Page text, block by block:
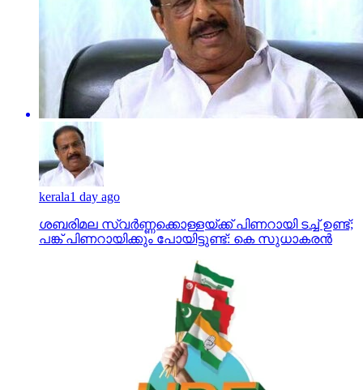
kerala1 day ago
ശബരിമല സ്വര്‍ണ്ണക്കൊള്ളയ്ക്ക് പിണറായി ടച്ച് ഉണ്ട്;
പങ്ക് പിണറായിക്കും പോയിട്ടുണ്ട്: കെ സുധാകരന്‍